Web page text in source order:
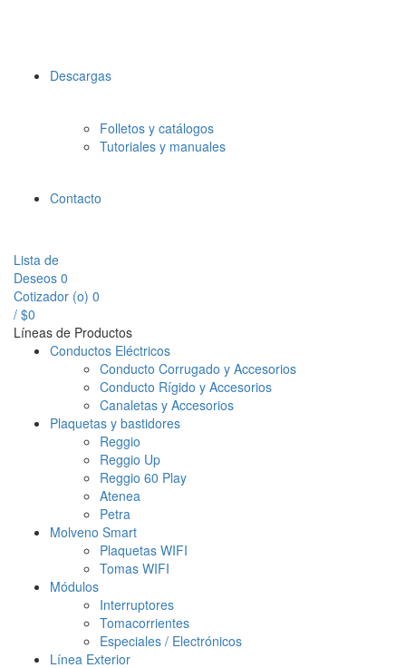
Descargas
Folletos y catálogos
Tutoriales y manuales
Contacto
Lista de
Deseos 0
Cotizador (o) 0
/ $0
Líneas de Productos
Conductos Eléctricos
Conducto Corrugado y Accesorios
Conducto Rígido y Accesorios
Canaletas y Accesorios
Plaquetas y bastidores
Reggio
Reggio Up
Reggio 60 Play
Atenea
Petra
Molveno Smart
Plaquetas WIFI
Tomas WIFI
Módulos
Interruptores
Tomacorrientes
Especiales / Electrónicos
Línea Exterior